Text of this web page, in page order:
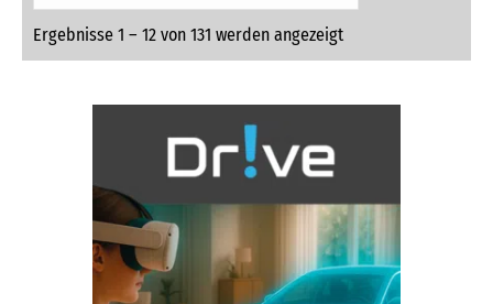
Ergebnisse 1 – 12 von 131 werden angezeigt